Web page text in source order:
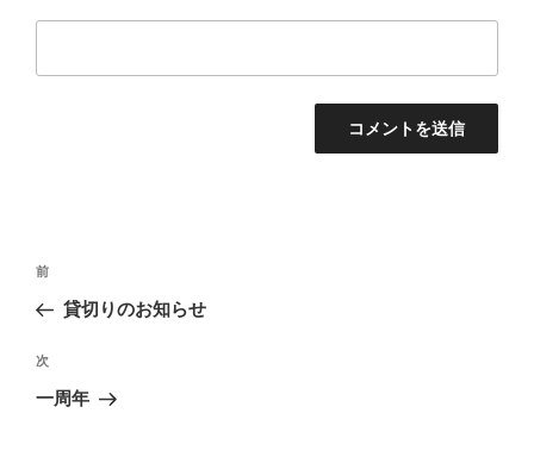
投
ナ
ビ
ゲ
前
の
稿
前
貸切りのお知らせ
次
の
次
一周年